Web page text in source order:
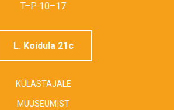
T–P 10–17
L. Koidula 21c
KÜLASTAJALE
MUUSEUMIST